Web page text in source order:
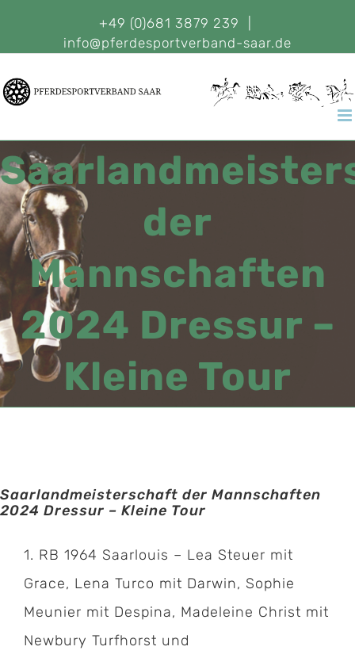
+49 (0)681 3879 239
info@pferdesportverband-saar.de
der
Mannschaften
2024 Dressur –
Kleine Tour
Saarlandmeisterschaft der Mannschaften
2024 Dressur – Kleine Tour
1. RB 1964 Saarlouis – Lea Steuer mit
Grace, Lena Turco mit Darwin, Sophie
Meunier mit Despina, Madeleine Christ mit
Newbury Turfhorst und